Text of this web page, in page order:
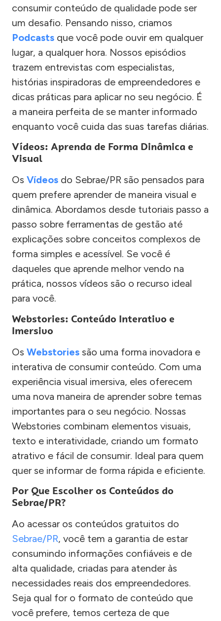
consumir conteúdo de qualidade pode ser
um desafio. Pensando nisso, criamos
Podcasts que você pode ouvir em qualquer
lugar, a qualquer hora. Nossos episódios
trazem entrevistas com especialistas,
histórias inspiradoras de empreendedores e
dicas práticas para aplicar no seu negócio. É
a maneira perfeita de se manter informado
enquanto você cuida das suas tarefas diárias.
Vídeos: Aprenda de Forma Dinâmica e
Visual
Os Vídeos do Sebrae/PR são pensados para
quem prefere aprender de maneira visual e
dinâmica. Abordamos desde tutoriais passo a
passo sobre ferramentas de gestão até
explicações sobre conceitos complexos de
forma simples e acessível. Se você é
daqueles que aprende melhor vendo na
prática, nossos vídeos são o recurso ideal
para você.
Webstories: Conteúdo Interativo e
Imersivo
Os Webstories são uma forma inovadora e
interativa de consumir conteúdo. Com uma
experiência visual imersiva, eles oferecem
uma nova maneira de aprender sobre temas
importantes para o seu negócio. Nossas
Webstories combinam elementos visuais,
texto e interatividade, criando um formato
atrativo e fácil de consumir. Ideal para quem
quer se informar de forma rápida e eficiente.
Por Que Escolher os Conteúdos do
Sebrae/PR?
Ao acessar os conteúdos gratuitos do
Sebrae/PR, você tem a garantia de estar
consumindo informações confiáveis e de
alta qualidade, criadas para atender às
necessidades reais dos empreendedores.
Seja qual for o formato de conteúdo que
você prefere, temos certeza de que